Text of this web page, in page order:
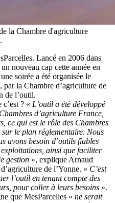
la Chambre d'agriculture
Lancé en 2006 dans
nouveau cap cette année en
soirée a été organisée le
la Chambre d’agriculture de
de l’outil.
? « L’outil a été développé
d’agriculture France,
ce qui est le rôle des Chambres
le plan réglementaire. Nous
avons besoin d’outils fiables
ainsi que faciliter
gestion », explique Arnaud
de l’Yonne. « C’est
l’outil en tenant compte des
pour coller à leurs besoins ».
que MesParcelles « ne serait